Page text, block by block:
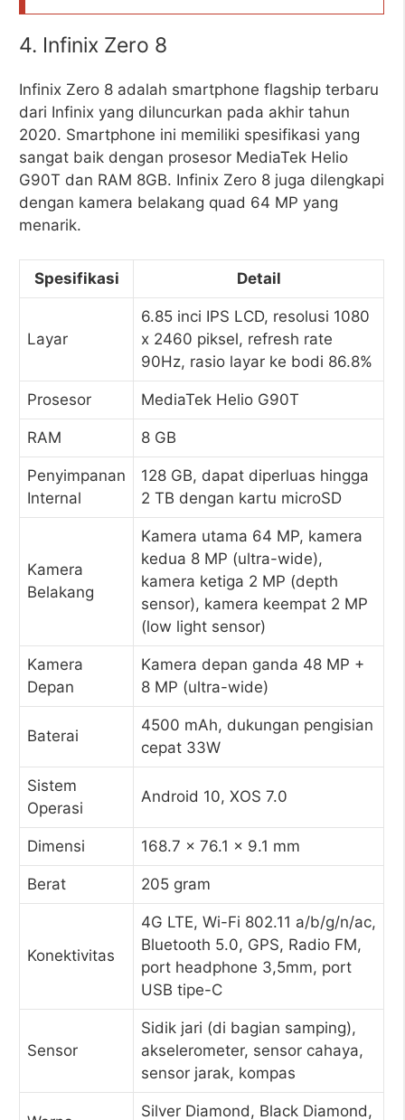
4. Infinix Zero 8
Infinix Zero 8 adalah smartphone flagship terbaru
dari Infinix yang diluncurkan pada akhir tahun
2020. Smartphone ini memiliki spesifikasi yang
sangat baik dengan prosesor MediaTek Helio
G90T dan RAM 8GB. Infinix Zero 8 juga dilengkapi
dengan kamera belakang quad 64 MP yang
menarik.
Spesifikasi Detail
Layar
6.85 inci IPS LCD, resolusi 1080
x 2460 piksel, refresh rate
90Hz, rasio layar ke bodi 86.8%
Prosesor MediaTek Helio G90T
RAM 8 GB
Penyimpanan
Internal
128 GB, dapat diperluas hingga
2 TB dengan kartu microSD
Kamera
Belakang
Kamera utama 64 MP, kamera
kedua 8 MP (ultra-wide),
kamera ketiga 2 MP (depth
sensor), kamera keempat 2 MP
(low light sensor)
Kamera
Depan
Kamera depan ganda 48 MP +
8 MP (ultra-wide)
Baterai
4500 mAh, dukungan pengisian
cepat 33W
Sistem
Operasi
Android 10, XOS 7.0
Dimensi 168.7 x 76.1 x 9.1 mm
Berat 205 gram
Konektivitas
4G LTE, Wi-Fi 802.11 a/b/g/n/ac,
Bluetooth 5.0, GPS, Radio FM,
port headphone 3,5mm, port
USB tipe-C
Sensor
Sidik jari (di bagian samping),
akselerometer, sensor cahaya,
sensor jarak, kompas
Silver Diamond, Black Diamond,